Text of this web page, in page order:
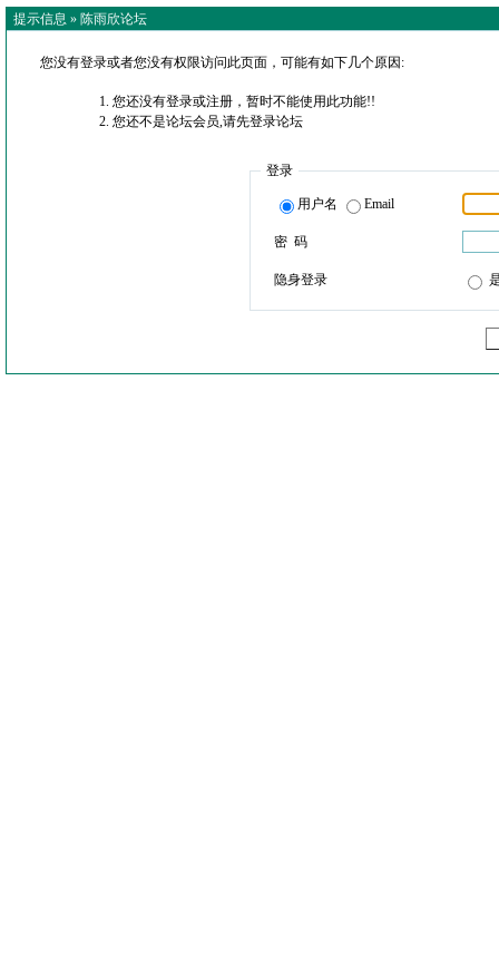
提示信息 » 陈雨欣论坛
您没有登录或者您没有权限访问此页面，可能有如下几个原因:
您还没有登录或注册，暂时不能使用此功能!!
您还不是论坛会员,请先登录论坛
登录
用户名 Email
密 码
隐身登录